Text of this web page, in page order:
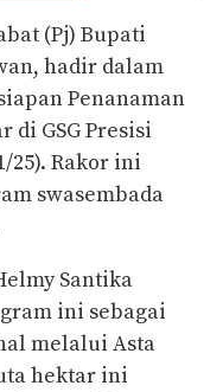
(Pj) Bupati
hadir dalam
Penanaman
di GSG Presisi
25). Rakor ini
swasembada
Santika
ini sebagai
melalui Asta
hektar ini